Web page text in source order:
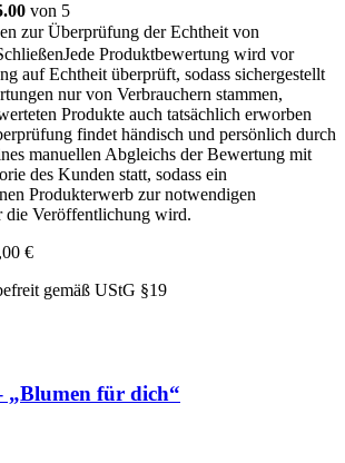
von 5
zur Überprüfung der Echtheit von
Jede Produktbewertung wird vor
auf Echtheit überprüft, sodass sichergestellt
nur von Verbrauchern stammen,
Produkte auch tatsächlich erworben
findet händisch und persönlich durch
manuellen Abgleichs der Bewertung mit
des Kunden statt, sodass ein
Produkterwerb zur notwendigen
die Veröffentlichung wird.
€Preisspanne:
bisgemäß UStG §19
„Blumen für dich“